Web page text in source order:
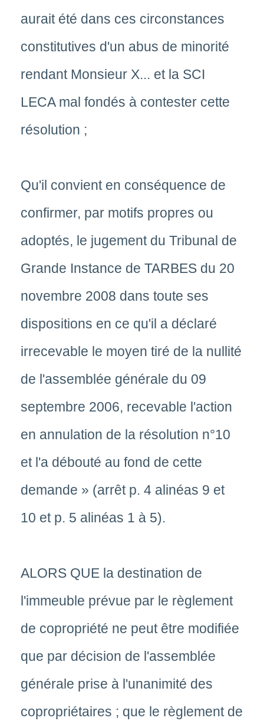
aurait été dans ces circonstances
constitutives d'un abus de minorité
rendant Monsieur X... et la SCI
LECA mal fondés à contester cette
résolution ;
Qu'il convient en conséquence de
confirmer, par motifs propres ou
adoptés, le jugement du Tribunal de
Grande Instance de TARBES du 20
novembre 2008 dans toute ses
dispositions en ce qu'il a déclaré
irrecevable le moyen tiré de la nullité
de l'assemblée générale du 09
septembre 2006, recevable l'action
en annulation de la résolution n°10
et l'a débouté au fond de cette
demande » (arrêt p. 4 alinéas 9 et
10 et p. 5 alinéas 1 à 5).
ALORS QUE la destination de
l'immeuble prévue par le règlement
de copropriété ne peut être modifiée
que par décision de l'assemblée
générale prise à l'unanimité des
copropriétaires ; que le règlement de